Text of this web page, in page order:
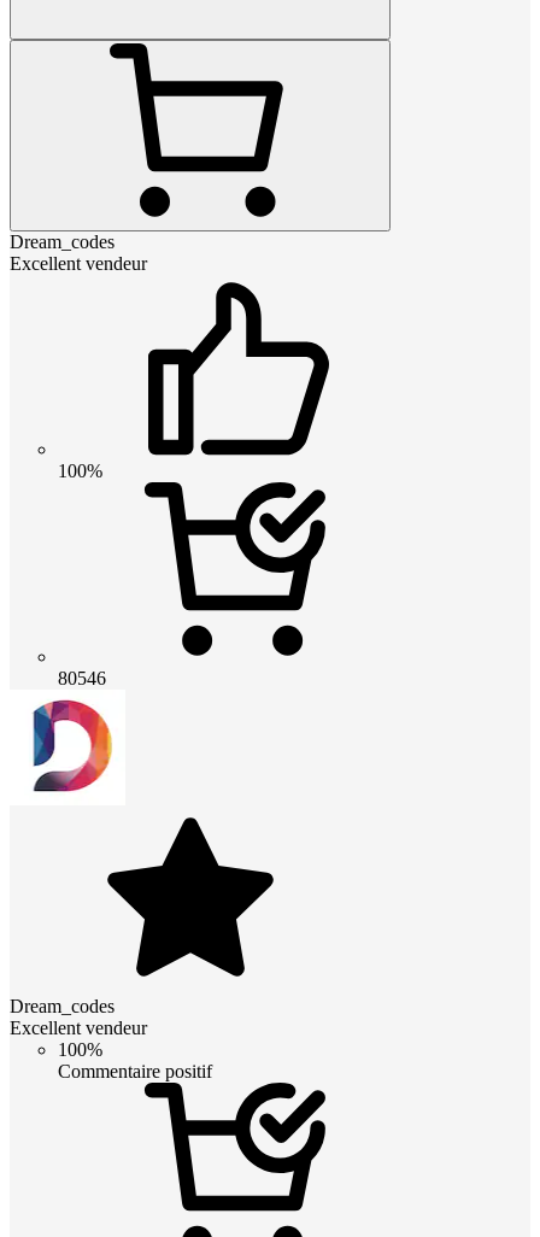
Dream_codes
Excellent vendeur
100%
80546
Dream_codes
Excellent vendeur
100%
Commentaire positif